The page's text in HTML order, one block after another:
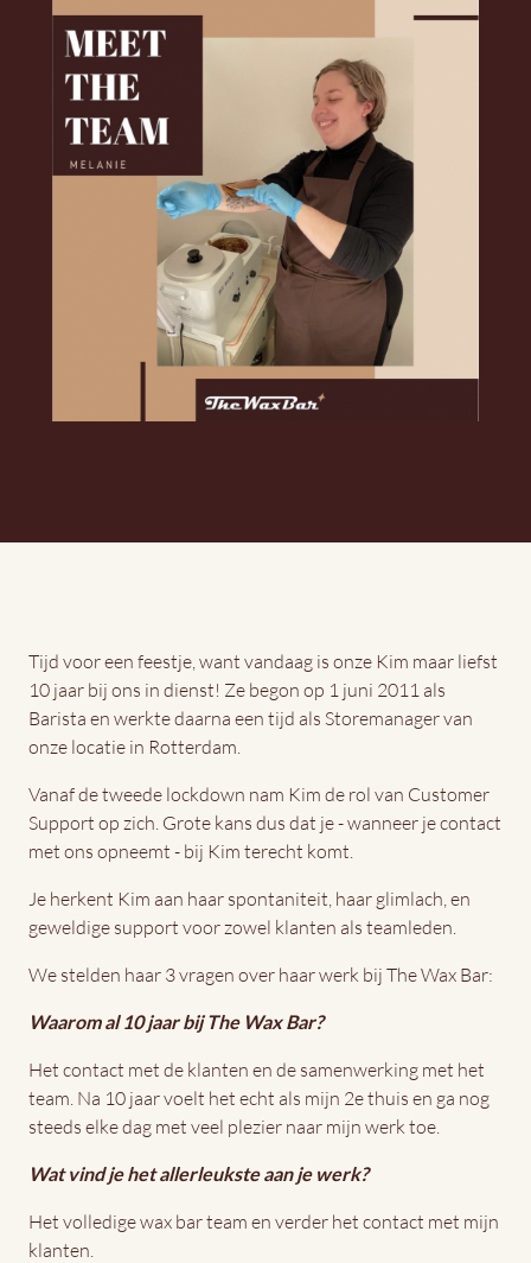
Tijd voor een feestje, want vandaag is onze Kim maar liefst
10 jaar bij ons in dienst! Ze begon op 1 juni 2011 als
Barista en werkte daarna een tijd als Storemanager van
onze locatie in Rotterdam.
Vanaf de tweede lockdown nam Kim de rol van Customer
Support op zich. Grote kans dus dat je - wanneer je contact
met ons opneemt - bij Kim terecht komt.
Je herkent Kim aan haar spontaniteit, haar glimlach, en
geweldige support voor zowel klanten als teamleden.
We stelden haar 3 vragen over haar werk bij The Wax Bar:
Waarom al 10 jaar bij The Wax Bar?
Het contact met de klanten en de samenwerking met het
team. Na 10 jaar voelt het echt als mijn 2e thuis en ga nog
steeds elke dag met veel plezier naar mijn werk toe.
Wat vind je het allerleukste aan je werk?
Het volledige wax bar team en verder het contact met mijn
klanten.